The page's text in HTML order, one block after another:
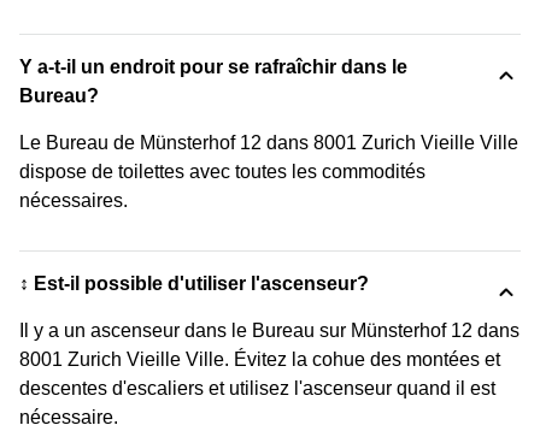
Y a-t-il un endroit pour se rafraîchir dans le
Bureau?
Le Bureau de Münsterhof 12 dans 8001 Zurich Vieille Ville
dispose de toilettes avec toutes les commodités
nécessaires.
↕️ Est-il possible d'utiliser l'ascenseur?
Il y a un ascenseur dans le Bureau sur Münsterhof 12 dans
8001 Zurich Vieille Ville. Évitez la cohue des montées et
descentes d'escaliers et utilisez l'ascenseur quand il est
nécessaire.